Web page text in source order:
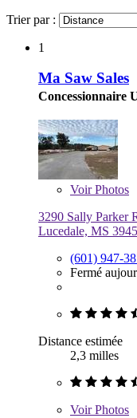
Trier par :
1
Ma Saw Sales
Concessionnaire
VoirPhotos
3290 Sally Parker
Lucedale, MS
(601) 947-
Fermé
Distance estimée
2,3 milles
VoirPhotos